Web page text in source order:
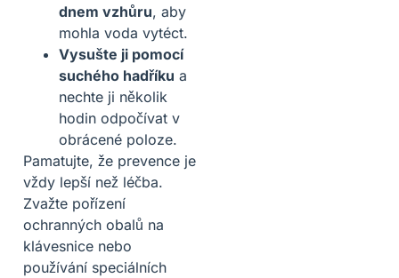
dnem vzhůru, aby
mohla voda vytéct.
Vysušte ji pomocí
suchého hadříku a
nechte ji několik
hodin odpočívat v
obrácené poloze.
Pamatujte, že prevence je
vždy lepší než léčba.
Zvažte pořízení
ochranných obalů na
klávesnice nebo
používání speciálních